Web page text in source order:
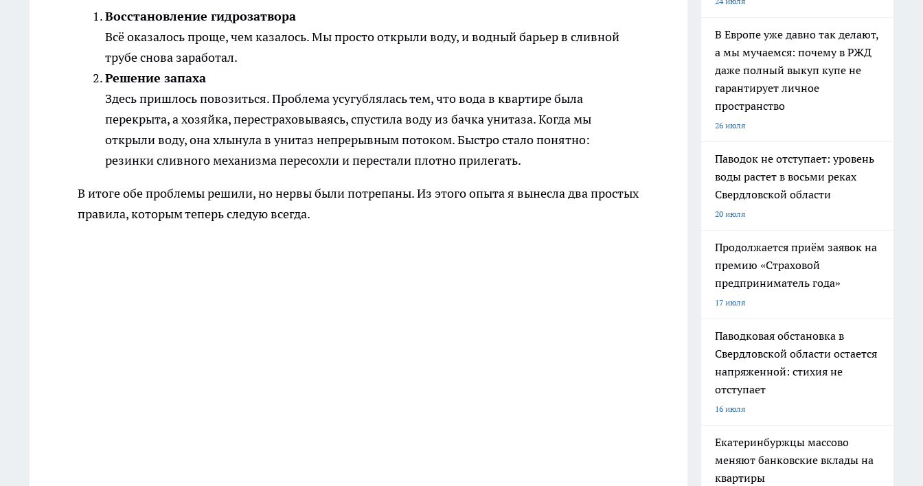
Восстановление гидрозатвора
Всё оказалось проще, чем казалось. Мы просто открыли воду, и водный барьер в сливной
трубе снова заработал.
Решение запаха
Здесь пришлось повозиться. Проблема усугублялась тем, что вода в квартире была
перекрыта, а хозяйка, перестраховываясь, спустила воду из бачка унитаза. Когда мы
открыли воду, она хлынула в унитаз непрерывным потоком. Быстро стало понятно:
резинки сливного механизма пересохли и перестали плотно прилегать.
В итоге обе проблемы решили, но нервы были потрепаны. Из этого опыта я вынесла два простых
правила, которым теперь следую всегда.
В Европе уже давно так делают,
а мы мучаемся: почему в РЖД
даже полный выкуп купе не
гарантирует личное
пространство
26 июля
Паводок не отступает: уровень
воды растет в восьми реках
Свердловской области
20 июля
Продолжается приём заявок на
премию «Страховой
предприниматель года»
17 июля
Паводковая обстановка в
Свердловской области остается
напряженной: стихия не
отступает
16 июля
Екатеринбуржцы массово
меняют банковские вклады на
квартиры